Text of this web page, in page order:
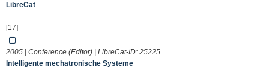
LibreCat
[17]
2005 | Conference (Editor) | LibreCat-ID: 25225
Intelligente mechatronische Systeme